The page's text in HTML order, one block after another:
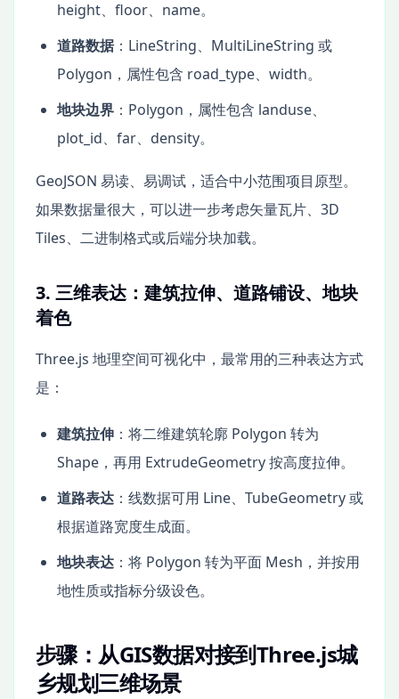
height、floor、name。
道路数据：LineString、MultiLineString 或
Polygon，属性包含 road_type、width。
地块边界 ：Polygon，属性包含 landuse、
plot_id、far、density。
GeoJSON 易读、易调试，适合中小范围项目原型。
如果数据量很大，可以进一步考虑矢量瓦片、3D
Tiles、二进制格式或后端分块加载。
3. 三维表达：建筑拉伸、道路铺设、地块
着色
Three.js 地理空间可视化中，最常用的三种表达方式
是：
建筑拉伸 ：将二维建筑轮廓 Polygon 转为
Shape，再用 ExtrudeGeometry 按高度拉伸。
道路表达 ：线数据可用 Line、TubeGeometry 或
根据道路宽度生成面。
地块表达 ：将 Polygon 转为平面 Mesh，并按用
地性质或指标分级设色。
步骤：从GIS数据对接到Three.js城
乡规划三维场景